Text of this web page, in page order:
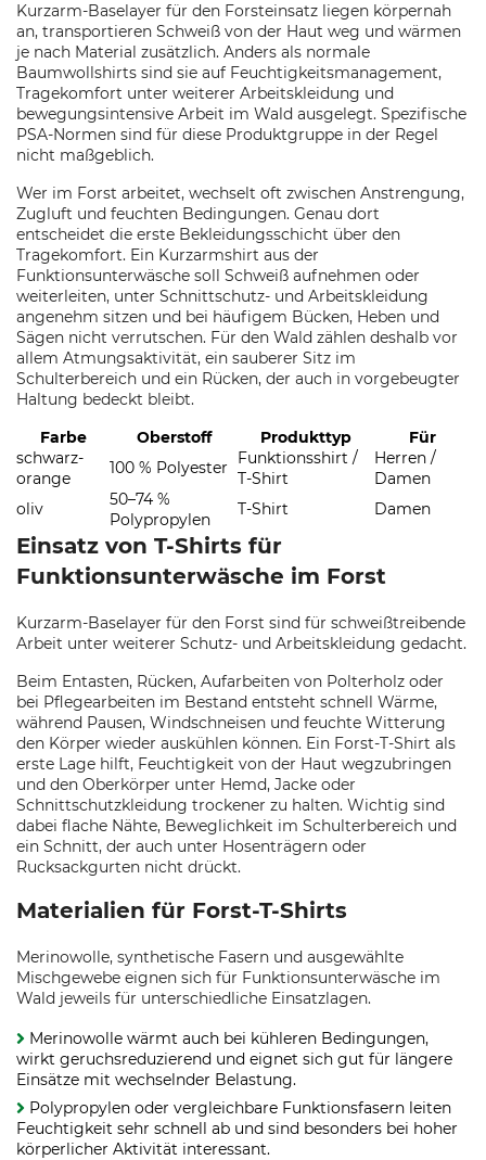
Kurzarm-Baselayer für den Forsteinsatz liegen körpernah
an, transportieren Schweiß von der Haut weg und wärmen
je nach Material zusätzlich. Anders als normale
Baumwollshirts sind sie auf Feuchtigkeitsmanagement,
Tragekomfort unter weiterer Arbeitskleidung und
bewegungsintensive Arbeit im Wald ausgelegt. Spezifische
PSA-Normen sind für diese Produktgruppe in der Regel
nicht maßgeblich.
Wer im Forst arbeitet, wechselt oft zwischen Anstrengung,
Zugluft und feuchten Bedingungen. Genau dort
entscheidet die erste Bekleidungsschicht über den
Tragekomfort. Ein Kurzarmshirt aus der
Funktionsunterwäsche soll Schweiß aufnehmen oder
weiterleiten, unter Schnittschutz- und Arbeitskleidung
angenehm sitzen und bei häufigem Bücken, Heben und
Sägen nicht verrutschen. Für den Wald zählen deshalb vor
allem Atmungsaktivität, ein sauberer Sitz im
Schulterbereich und ein Rücken, der auch in vorgebeugter
Haltung bedeckt bleibt.
Farbe
Oberstoff Produkttyp
Für
schwarz-
orange
100 % Polyester
Funktionsshirt /
T-Shirt
Herren /
Damen
oliv
50–74 %
Polypropylen
T-Shirt Damen
Einsatz von T-Shirts für
Funktionsunterwäsche im Forst
Kurzarm-Baselayer für den Forst sind für schweißtreibende
Arbeit unter weiterer Schutz- und Arbeitskleidung gedacht.
Beim Entasten, Rücken, Aufarbeiten von Polterholz oder
bei Pflegearbeiten im Bestand entsteht schnell Wärme,
während Pausen, Windschneisen und feuchte Witterung
den Körper wieder auskühlen können. Ein Forst-T-Shirt als
erste Lage hilft, Feuchtigkeit von der Haut wegzubringen
und den Oberkörper unter Hemd, Jacke oder
Schnittschutzkleidung trockener zu halten. Wichtig sind
dabei flache Nähte, Beweglichkeit im Schulterbereich und
ein Schnitt, der auch unter Hosenträgern oder
Rucksackgurten nicht drückt.
Materialien für Forst-T-Shirts
Merinowolle, synthetische Fasern und ausgewählte
Mischgewebe eignen sich für Funktionsunterwäsche im
Wald jeweils für unterschiedliche Einsatzlagen.
Merinowolle wärmt auch bei kühleren Bedingungen,
wirkt geruchsreduzierend und eignet sich gut für längere
Einsätze mit wechselnder Belastung.
Polypropylen oder vergleichbare Funktionsfasern leiten
Feuchtigkeit sehr schnell ab und sind besonders bei hoher
körperlicher Aktivität interessant.